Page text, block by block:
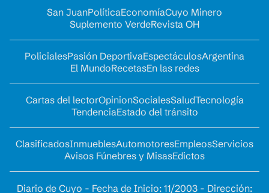
San JuanPolíticaEconomíaCuyo Minero
Suplemento VerdeRevista OH
PolicialesPasión DeportivaEspectáculosArgentina
El MundoRecetasEn las redes
Cartas del lectorOpinionSocialesSaludTecnología
TendenciaEstado del tránsito
ClasificadosInmueblesAutomotoresEmpleosServicios
Avisos Fúnebres y MisasEdictos
Diario de Cuyo - Fecha de Inicio: 11/2003 - Dirección: